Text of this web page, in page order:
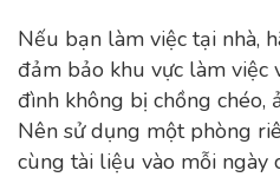
Nếu bạn làm việc tại nhà,
đảm bảo khu vực làm việc
đình không bị chồng chéo,
Nên sử dụng một phòng
cùng tài liệu vào mỗi ngày